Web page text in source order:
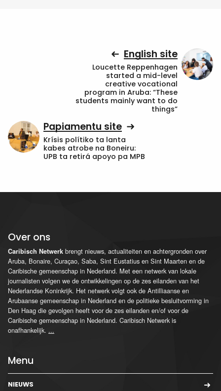
English site
Loucette Reppenhagen
started a mid-level
creative vocational
program in Aruba: “These
students mainly want to do
things”
Papiamentu site
Krísis polítiko ta lanta
kabes atrobe na Boneiru:
UPB ta retirá apoyo pa MPB
Over ons
Caribisch Netwerk brengt nieuws, actualiteiten en achtergronden over
Aruba, Bonaire, Curaçao, Saba, Sint Eustatius en Sint Maarten en de
Caribische gemeenschap in Nederland. Met een netwerk van lokale
journalisten volgen we de ontwikkelingen op de zes eilanden van het
Nederlandse Koninkrijk. Het netwerk volgt ook de Antilliaanse en
Arubaanse gemeenschap in Nederland en de politieke besluitvorming in
Den Haag die gevolgen heeft voor de zes eilanden en/of voor de
Caribische gemeenschap in Nederland. Caribisch Netwerk is
onafhankelijk. ...
Menu
NIEUWS